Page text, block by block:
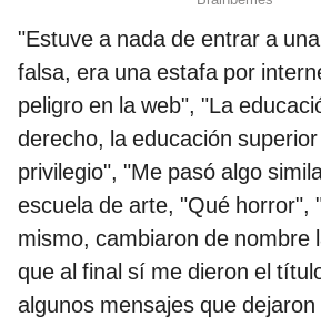
"Estuve a nada de entrar a
falsa, era una estafa por
peligro en la web", "La
derecho, la educación
privilegio", "Me pasó algo
escuela de arte, "Qué horror",
mismo, cambiaron de nombre
que al final sí me dieron el
algunos mensajes que